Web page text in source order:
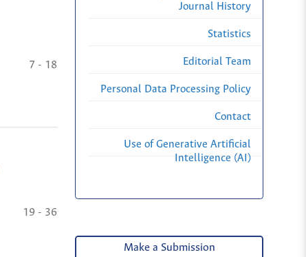
7 - 18
19 - 36
Journal History
Statistics
Editorial Team
Personal Data Processing Policy
Contact
Use of Generative Artificial
Intelligence (AI)
Make a Submission